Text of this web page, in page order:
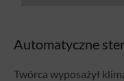
Automatyczne
Twórca wyposażył